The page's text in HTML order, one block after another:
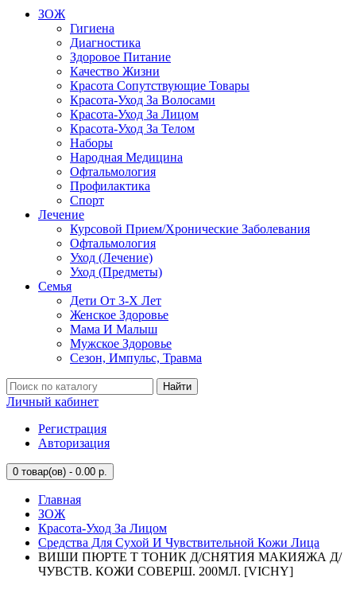
ЗОЖ
Гигиена
Диагностика
Здоровое Питание
Качество Жизни
Красота Сопутствующие Товары
Красота-Уход За Волосами
Красота-Уход За Лицом
Красота-Уход За Телом
Наборы
Народная Медицина
Офтальмология
Профилактика
Спорт
Лечение
Курсовой Прием/Хронические Заболевания
Офтальмология
Уход (Лечение)
Уход (Предметы)
Семья
Дети От 3-Х Лет
Женское Здоровье
Мама И Малыш
Мужское Здоровье
Сезон, Импульс, Травма
Найти
Личный кабинет
Регистрация
Авторизация
0 товар(ов) - 0.00 р.
Главная
ЗОЖ
Красота-Уход За Лицом
Средства Для Сухой И Чувствительной Кожи Лица
ВИШИ ПЮРТЕ Т ТОНИК Д/СНЯТИЯ МАКИЯЖА Д/
ЧУВСТВ. КОЖИ СОВЕРШ. 200МЛ. [VICHY]